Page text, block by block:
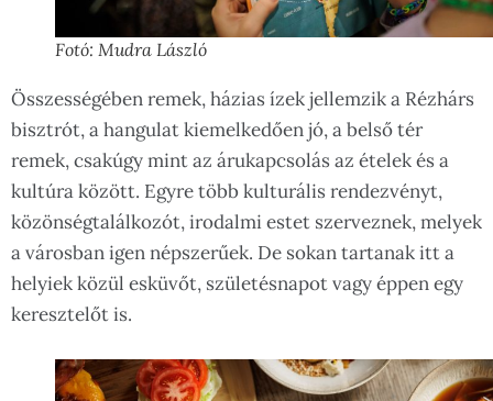
Fotó: Mudra László
Összességében remek, házias ízek jellemzik a Rézhárs
bisztrót, a hangulat kiemelkedően jó, a belső tér
remek, csakúgy mint az árukapcsolás az ételek és a
kultúra között. Egyre több kulturális rendezvényt,
közönségtalálkozót, irodalmi estet szerveznek, melyek
a városban igen népszerűek. De sokan tartanak itt a
helyiek közül esküvőt, születésnapot vagy éppen egy
keresztelőt is.